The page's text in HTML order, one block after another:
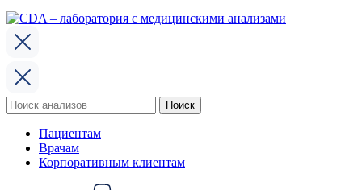
Поиск
по:
Поиск
Пациентам
Врачам
Корпоративным клиентам